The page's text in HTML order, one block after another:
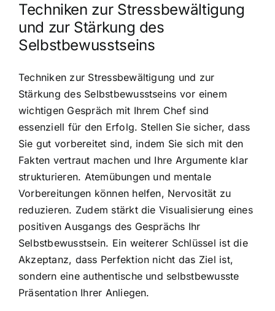
Techniken zur Stressbewältigung
und zur Stärkung des
Selbstbewusstseins
Techniken zur Stressbewältigung und zur
Stärkung des Selbstbewusstseins vor einem
wichtigen Gespräch mit Ihrem Chef sind
essenziell für den Erfolg. Stellen Sie sicher, dass
Sie gut vorbereitet sind, indem Sie sich mit den
Fakten vertraut machen und Ihre Argumente klar
strukturieren. Atemübungen und mentale
Vorbereitungen können helfen, Nervosität zu
reduzieren. Zudem stärkt die Visualisierung eines
positiven Ausgangs des Gesprächs Ihr
Selbstbewusstsein. Ein weiterer Schlüssel ist die
Akzeptanz, dass Perfektion nicht das Ziel ist,
sondern eine authentische und selbstbewusste
Präsentation Ihrer Anliegen.